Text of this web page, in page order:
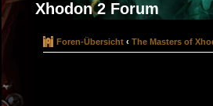
Xhodon 2 Forum
Foren-Übersicht ‹ The Masters of